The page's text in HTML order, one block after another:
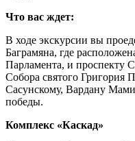
Что вас ждет:
В ходе экскурсии вы
Баграмяна, где
Парламента, и проспекту
Собора святого Григория
Сасунскому, Вардану
победы.
Комплекс «Каскад»